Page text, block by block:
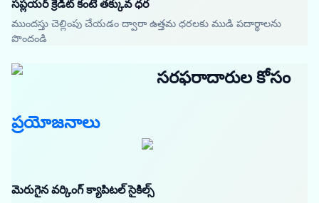
సప్లయర్ క్రెడిట్ కంటే తక్కువ ధర
ముందస్తు చెల్లింపు చేయడం ద్వారా ఉత్తమ ధరలకు ముడి పదార్థాలను
పొందండి
సరఫరాదారుల కోసం
ప్రయోజనాలు
మెరుగైన వర్కింగ్ క్యాపిటల్ సైకిల్స్